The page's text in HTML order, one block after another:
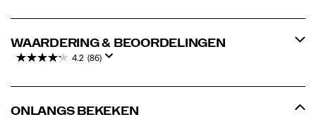
WAARDERING & BEOORDELINGEN
4.2 (86)
ONLANGS BEKEKEN